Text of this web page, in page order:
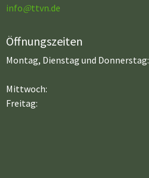
info@ttvn.de
Öffnungszeiten
Montag, Dienstag und Donnerstag:
Mittwoch:
Freitag: